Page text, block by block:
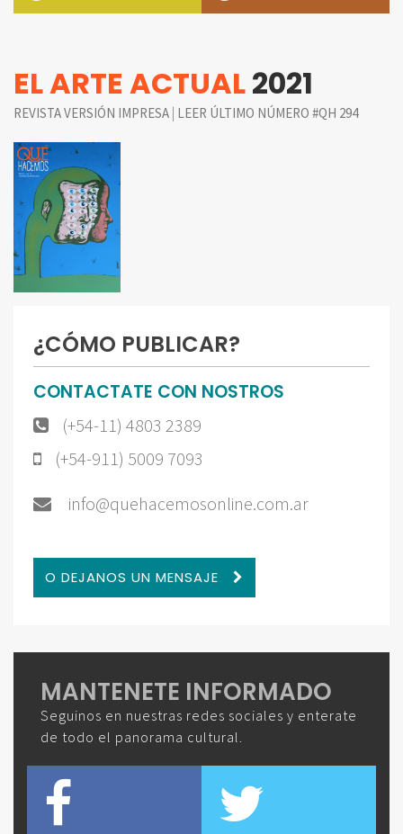
EL ARTE ACTUAL2021
REVISTA VERSIÓN IMPRESA | LEER ÚLTIMO NÚMERO #QH 294
¿CÓMO PUBLICAR?
CONTACTATE CON NOSTROS
(+54-11) 4803 2389
(+54-911) 5009 7093
info@quehacemosonline.com.ar
O DEJANOS UN MENSAJE
MANTENETE INFORMADO
Seguinos en nuestras redes sociales y enterate
de todo el panorama cultural.